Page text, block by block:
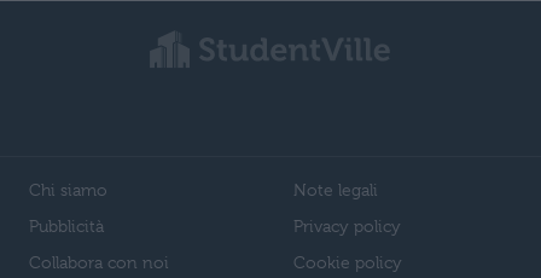
Chi siamo
Pubblicità
Collabora con noi
Note legali
Privacy policy
Cookie policy